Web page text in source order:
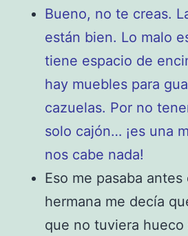
Bueno, no te creas.
están bien. Lo malo
tiene espacio de
hay muebles para
cazuelas. Por no
solo cajón… ¡es una
nos cabe nada!
Eso me pasaba
hermana me decía
que no tuviera